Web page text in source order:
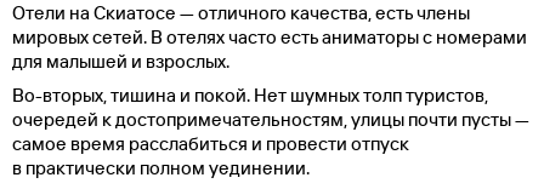
Отели на Скиатосе — отличного качества, есть члены
мировых сетей. В отелях часто есть аниматоры с номерами
для малышей и взрослых.
Во-вторых, тишина и покой. Нет шумных толп туристов,
очередей к достопримечательностям, улицы почти пусты —
самое время расслабиться и провести отпуск
в практически полном уединении.